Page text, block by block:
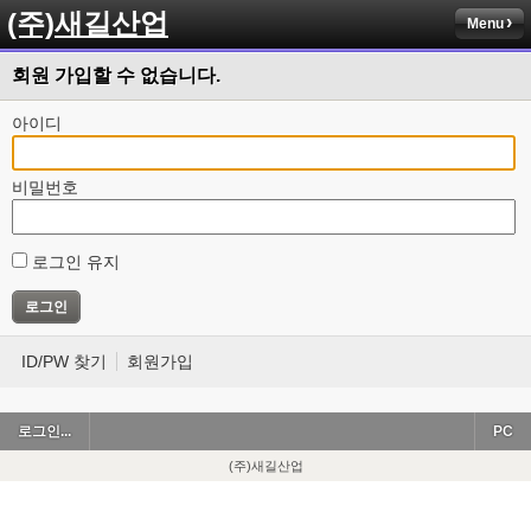
(주)새길산업 Menu
회원 가입할 수 없습니다.
아이디
비밀번호
로그인 유지
ID/PW 찾기 회원가입
로그인... PC
(주)새길산업